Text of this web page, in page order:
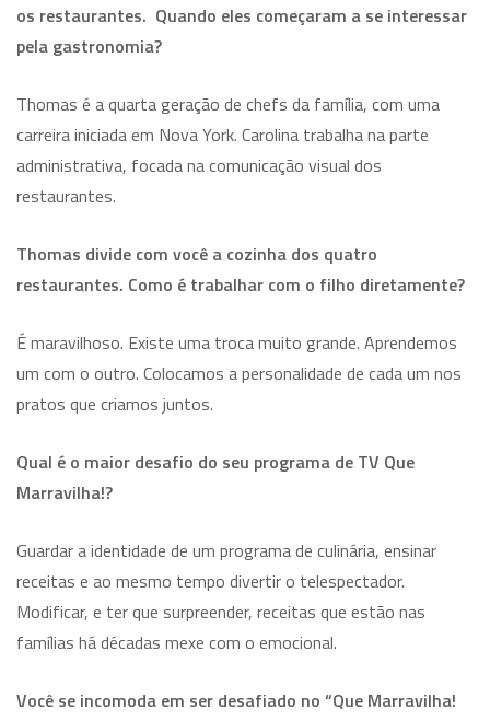
os restaurantes. Quando eles começaram a se interessar
pela gastronomia?
Thomas é a quarta geração de chefs da família, com uma
carreira iniciada em Nova York. Carolina trabalha na parte
administrativa, focada na comunicação visual dos
restaurantes.
Thomas divide com você a cozinha dos quatro
restaurantes. Como é trabalhar com o filho diretamente?
É maravilhoso. Existe uma troca muito grande. Aprendemos
um com o outro. Colocamos a personalidade de cada um nos
pratos que criamos juntos.
Qual é o maior desafio do seu programa de TV Que
Marravilha!?
Guardar a identidade de um programa de culinária, ensinar
receitas e ao mesmo tempo divertir o telespectador.
Modificar, e ter que surpreender, receitas que estão nas
famílias há décadas mexe com o emocional.
Você se incomoda em ser desafiado no “Que Marravilha!